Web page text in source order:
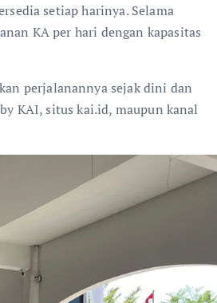
setiap harinya. Selama
KA per hari dengan kapasitas
perjalanannya sejak dini dan
KAI, situs kai.id, maupun kanal